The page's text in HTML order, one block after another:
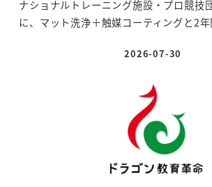
ナショナルトレーニング施設・プロ競技
に、マット洗浄＋触媒コーティングと2
投稿日
2026-07-30